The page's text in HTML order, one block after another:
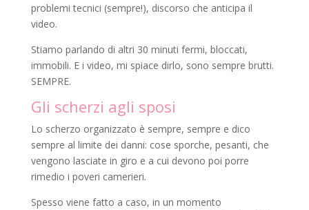
problemi tecnici (sempre!), discorso che anticipa il
video.
Stiamo parlando di altri 30 minuti fermi, bloccati,
immobili. E i video, mi spiace dirlo, sono sempre brutti.
SEMPRE.
Gli scherzi agli sposi
Lo scherzo organizzato è sempre, sempre e dico
sempre al limite dei danni: cose sporche, pesanti, che
vengono lasciate in giro e a cui devono poi porre
rimedio i poveri camerieri.
Spesso viene fatto a caso, in un momento